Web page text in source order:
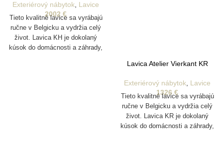
Exteriérový nábytok, Lavice
2002 €
Tieto kvalitné lavice sa vyrábajú
ručne v Belgicku a vydržia celý
život. Lavica KH je dokolaný
kúsok do domácnosti a záhrady,
Lavica Atelier Vierkant KR
Exteriérový nábytok Lavice
1326 €
Tieto kvalitné lavice sa vyrábajú
ručne v Belgicku a vydržia celý
život. Lavica KR je dokolaný
kúsok do domácnosti a záhrady,